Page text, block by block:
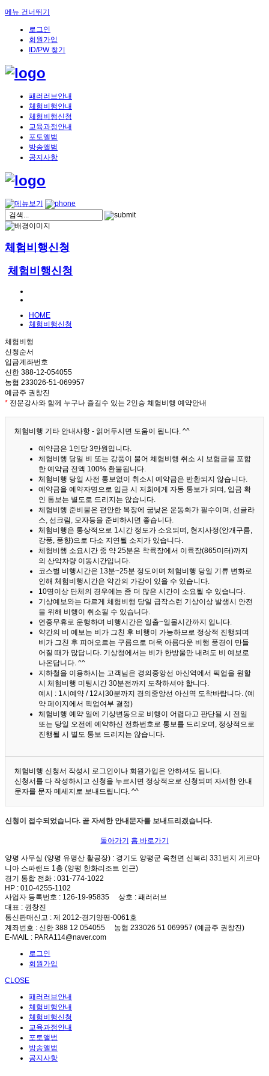
메뉴 건너뛰기
로그인
회원가입
ID/PW 찾기
패러러브안내
체험비행안내
체험비행신청
교육과정안내
포토앨범
방송앨범
공지사항
체험비행신청
체험비행신청
HOME
체험비행신청
체험비행
신청순서
입금계좌번호
신한 388-12-054055
농협 233026-51-069957
예금주 권창진
* 전문강사와 함께 누구나 즐길수 있는 2인승 체험비행 예약안내
체험비행 기타 안내사항 - 읽어두시면 도움이 됩니다. ^^
예약금은 1인당 3만원입니다.
체험비행 당일 비 또는 강풍이 불어 체험비행 취소 시 보험금을 포함
한 예약금 전액 100% 환불됩니다.
체험비행 당일 사전 통보없이 취소시 예약금은 반환되지 않습니다.
예약금을 예약자명으로 입금 시 저희에게 자동 통보가 되며, 입금 확
인 통보는 별도로 드리지는 않습니다.
체험비행 준비물은 편안한 복장에 굽낮은 운동화가 필수이며, 선글라
스, 선크림, 모자등을 준비하시면 좋습니다.
체험비행은 통상적으로 1시간 정도가 소요되며, 현지사정(안개구름,
강풍, 풍향)으로 다소 지연될 소지가 있습니다.
체험비행 소요시간 중 약 25분은 착륙장에서 이륙장(865미터)까지
의 산악차량 이동시간입니다.
코스별 비행시간은 13분~25분 정도이며 체험비행 당일 기류 변화로
인해 체험비행시간은 약간의 가감이 있을 수 있습니다.
10명이상 단체의 경우에는 좀 더 많은 시간이 소요될 수 있습니다.
기상예보와는 다르게 체험비행 당일 급작스런 기상이상 발생시 안전
을 위해 비행이 취소될 수 있습니다.
연중무휴로 운행하며 비행시간은 일출~일몰시간까지 입니다.
약간의 비 예보는 비가 그친 후 비행이 가능하므로 정상적 진행되며
비가 그친 후 피어오르는 구름으로 더욱 아름다운 비행 풍경이 만들
어질 때가 많답니다. 기상청에서는 비가 한방울만 내려도 비 예보로
나온답니다. ^^
지하철을 이용하시는 고객님은 경의중앙선 아신역에서 픽업을 원할
시 체험비행 미팅시간 30분전까지 도착하셔야 합니다.
예시 : 1시예약 / 12시30분까지 경의중앙선 아신역 도착바랍니다. (예
약 페이지에서 픽업여부 결정)
체험비행 예약 일에 기상변동으로 비행이 어렵다고 판단될 시 전일
또는 당일 오전에 예약하신 전화번호로 통보를 드리오며, 정상적으로
진행될 시 별도 통보 드리지는 않습니다.
체험비행 신청서 작성시 로그인이나 회원가입은 안하셔도 됩니다.
신청서를 다 작성하시고 신청을 누르시면 정상적으로 신청되며 자세한 안내
문자를 문자 메세지로 보내드립니다. ^^
신청이 접수되었습니다. 곧 자세한 안내문자를 보내드리겠습니다.
돌아가기 홈 바로가기
양평 사무실 (양평 유명산 활공장) : 경기도 양평군 옥천면 신복리 331번지 게르마
니아 스파랜드 1층 (양평 한화리조트 인근)
경기 통합 전화 : 031-774-1022
HP : 010-4255-1102
사업자 등록번호 : 126-19-95835 상호 : 패러러브
대표 : 권창진
통신판매신고 : 제 2012-경기양평-0061호
계좌번호 : 신한 388 12 054055 농협 233026 51 069957 (예금주 권창진)
E-MAIL : PARA114@naver.com
로그인
회원가입
CLOSE
패러러브안내
체험비행안내
체험비행신청
교육과정안내
포토앨범
방송앨범
공지사항